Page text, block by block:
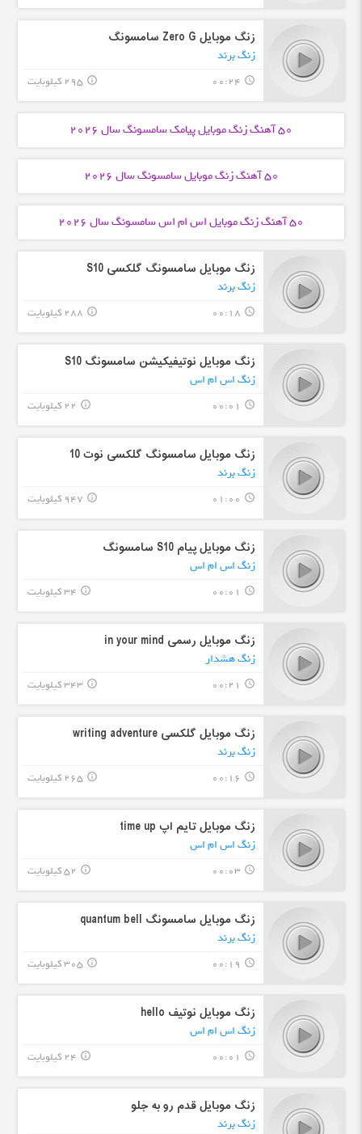
زنگ موبایل Zero G سامسونگ
زنگ برند
query_builder
00:24 295 کیلوبایت info_outline
50 آهنگ زنگ موبایل پیامک سامسونگسال 2026
50 آهنگ زنگ موبایل سامسونگسال 2026
50 آهنگ زنگ موبایل اس ام اس سامسونگسال 2026
زنگ موبایل سامسونگ گلکسی S10
زنگ برند
query_builder
00:18 288 کیلوبایت info_outline
زنگ موبایل نوتیفیکیشن سامسونگ S10
زنگ اس ام اس
query_builder
00:01 22 کیلوبایت info_outline
زنگ موبایل سامسونگ گلکسی نوت 10
زنگ برند
query_builder
01:00 947 کیلوبایت info_outline
زنگ موبایل پیام S10 سامسونگ
زنگ اس ام اس
query_builder
00:01 34 کیلوبایت info_outline
زنگ موبایل رسمی in your mind
زنگ هشدار
query_builder
00:21 343 کیلوبایت info_outline
زنگ موبایل گلکسی writing adventure
زنگ برند
query_builder
00:16 265 کیلوبایت info_outline
زنگ موبایل تایم اپ time up
زنگ اس ام اس
query_builder
00:03 52 کیلوبایت info_outline
زنگ موبایل سامسونگ quantum bell
زنگ برند
query_builder
00:19 305 کیلوبایت info_outline
زنگ موبایل نوتیف hello
زنگ اس ام اس
query_builder
00:01 24 کیلوبایت info_outline
زنگ موبایل قدم رو به جلو
زنگ برند